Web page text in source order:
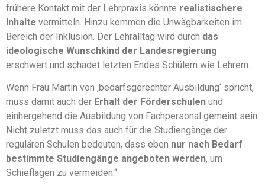
frühere Kontakt mit der Lehrpraxis könnte realistischere
Inhalte vermitteln. Hinzu kommen die Unwägbarkeiten im
Bereich der Inklusion. Der Lehralltag wird durch das
ideologische Wunschkind der Landesregierung
erschwert und schadet letzten Endes Schülern wie Lehrern.
Wenn Frau Martin von ‚bedarfsgerechter Ausbildung‘ spricht,
muss damit auch der Erhalt der Förderschulen und
einhergehend die Ausbildung von Fachpersonal gemeint sein.
Nicht zuletzt muss das auch für die Studiengänge der
regulären Schulen bedeuten, dass eben nur nach Bedarf
bestimmte Studiengänge angeboten werden, um
Schieflagen zu vermeiden.“